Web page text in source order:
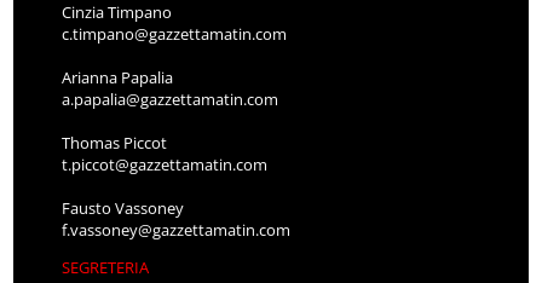
Cinzia Timpano
c.timpano@gazzettamatin.com
Arianna Papalia
a.papalia@gazzettamatin.com
Thomas Piccot
t.piccot@gazzettamatin.com
Fausto Vassoney
f.vassoney@gazzettamatin.com
SEGRETERIA